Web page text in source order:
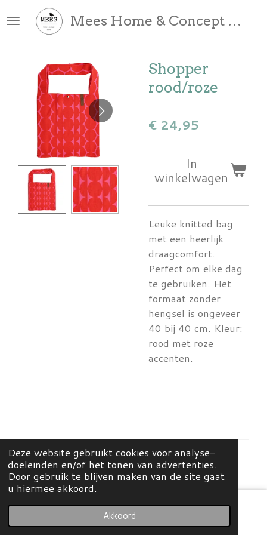
Deze website gebruikt cookies voor analyse-
doeleinden en/of het tonen van advertenties.
Door gebruik te blijven maken van de site gaat
u hiermee akkoord.
Akkoord
direct
hoofdinhoud
Mees Home & Concept Store
Shopper
rood/roze
€ 24,95
In
winkelwagen
Leuke knitted bag
met een heerlijk
draagcomfort.
Perfect om elke dag
te gebruiken. Het
formaat zonder
hengsel is ongeveer
40 bij 40 cm. Kleur:
rood met roze
accenten.
© 2026 Mees Home & Concept Store
Kaart